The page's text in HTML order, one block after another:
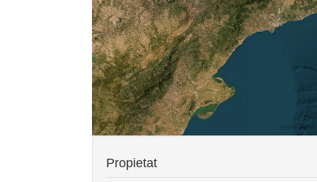
Propietat